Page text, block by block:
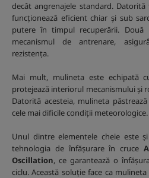
decât angrenajele standard. Datorită
funcționează eficient chiar și sub
putere în timpul recuperării. Două
mecanismul de antrenare,
rezistența.
Mai mult, mulineta este echipată
protejează interiorul mecanismului și
Datorită acesteia, mulineta
cele mai dificile condiții meteorologice.
Unul dintre elementele cheie este
tehnologia de înfășurare în cruce
Oscillation, ce garantează o
ciclu. Această soluție face ca